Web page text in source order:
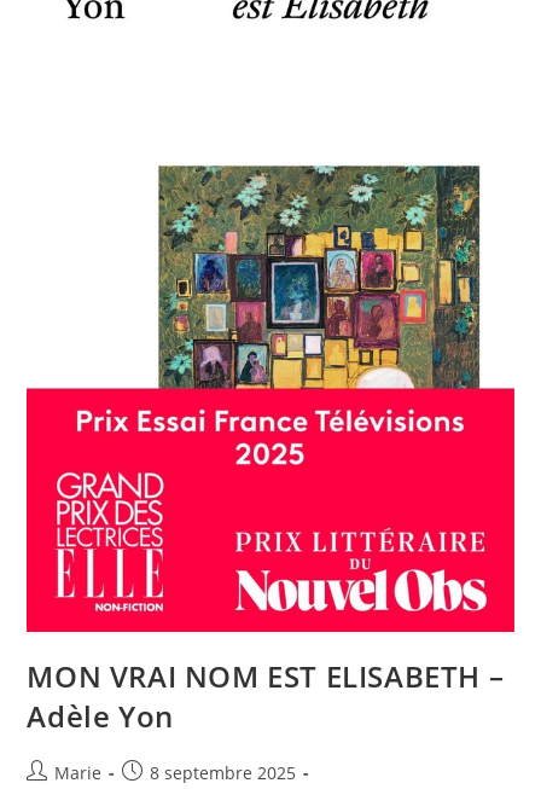
MON VRAI NOM EST ELISABETH –
Adèle Yon
Marie
8 septembre 2025